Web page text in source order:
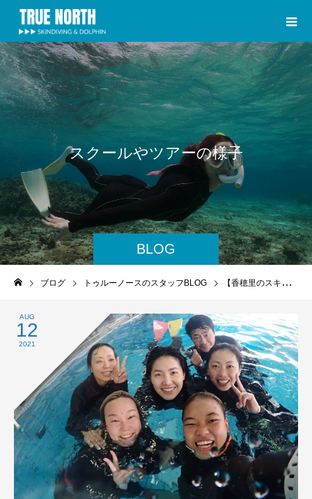
BLOG
ス ク ールやツ アーの様子
ブログ トゥルーノースのスタッフBLOG 【香穂里のスキンダイビング1週間のご報告】
AUG
12
2021